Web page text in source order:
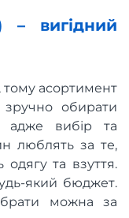
– вигідний
, тому асортимент
зручно обирати
адже вибір та
люблять за те,
одягу та взуття.
який бюджет.
можна за